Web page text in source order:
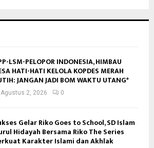
LSM-PELOPOR INDONESIA, HIMBAU
HATI-HATI KELOLA KOPDES MERAH
JANGAN JADI BOM WAKTU UTANG*
Agustus 2, 2026 0
Gelar Riko Goes to School, SD Islam
Hidayah Bersama Riko The Series
Karakter Islami dan Akhlak